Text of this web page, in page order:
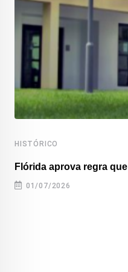
HISTÓRICO
Flórida aprova regra
01/07/2026